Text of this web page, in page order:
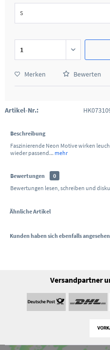
Merken Bewerten
Artikel-Nr.:
Beschreibung
Faszinierende Neon Motive wirken
wieder passend... mehr
Bewertungen
0
Bewertungen lesen, schreiben und
Ähnliche Artikel
Kunden haben sich ebenfalls angesehen
Versandpartner